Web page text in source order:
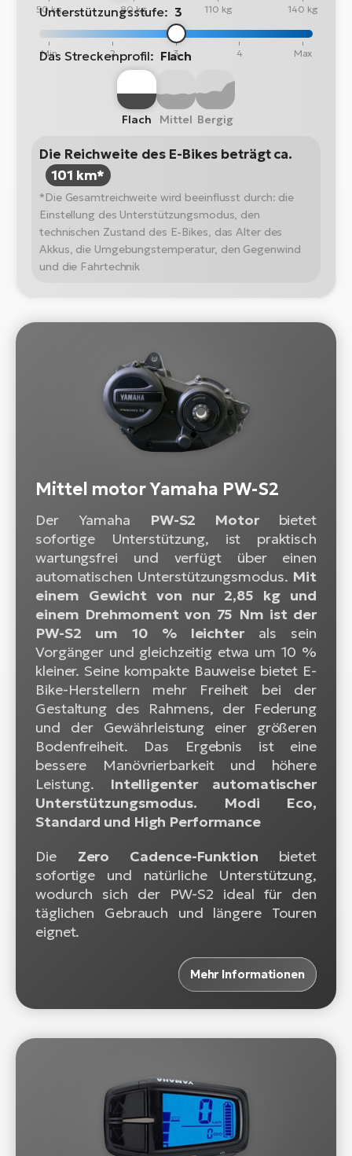
50 kg 80 kg 110 kg 140 kg
Unterstützungsstufe: 3
Min 2 3 4 Max
Das Streckenprofil: Flach
Flach Mittel Bergig
Die Reichweite des E-Bikes beträgt ca.
101 km*
*Die Gesamtreichweite wird beeinflusst durch: die
Einstellung des Unterstützungsmodus, den
technischen Zustand des E-Bikes, das Alter des
Akkus, die Umgebungstemperatur, den Gegenwind
und die Fahrtechnik
Mittel motor Yamaha PW-S2
Der Yamaha PW-S2 Motorbietet
sofortige Unterstützung, ist praktisch
wartungsfrei und verfügt über einen
automatischen Unterstützungsmodus. Mit
einem Gewicht von nur 2,85 kg und
einem Drehmoment von 75 Nm ist der
PW-S2 um 10 % leichter als sein
Vorgänger und gleichzeitig etwa um 10 %
kleiner. Seine kompakte Bauweise bietet E-
Bike-Herstellern mehr Freiheit bei der
Gestaltung des Rahmens, der Federung
und der Gewährleistung einer größeren
Bodenfreiheit. Das Ergebnis ist eine
bessere Manövrierbarkeit und höhere
Leistung. Intelligenter automatischer
Unterstützungsmodus. Modi Eco,
Standard und High Performance
Die Zero Cadence-Funktion bietet
sofortige und natürliche Unterstützung,
wodurch sich der PW-S2 ideal für den
täglichen Gebrauch und längere Touren
eignet.
Mehr Informationen